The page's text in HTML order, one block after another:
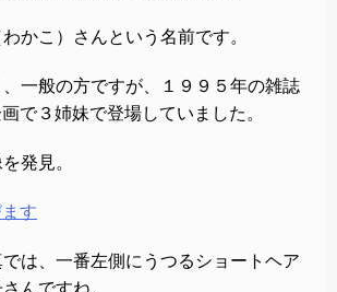
かこ）さんという名前です。
一般の方ですが、１９９５年の雑誌
画で３姉妹で登場していました。
発見。
す
は、一番左側にうつるショートヘア